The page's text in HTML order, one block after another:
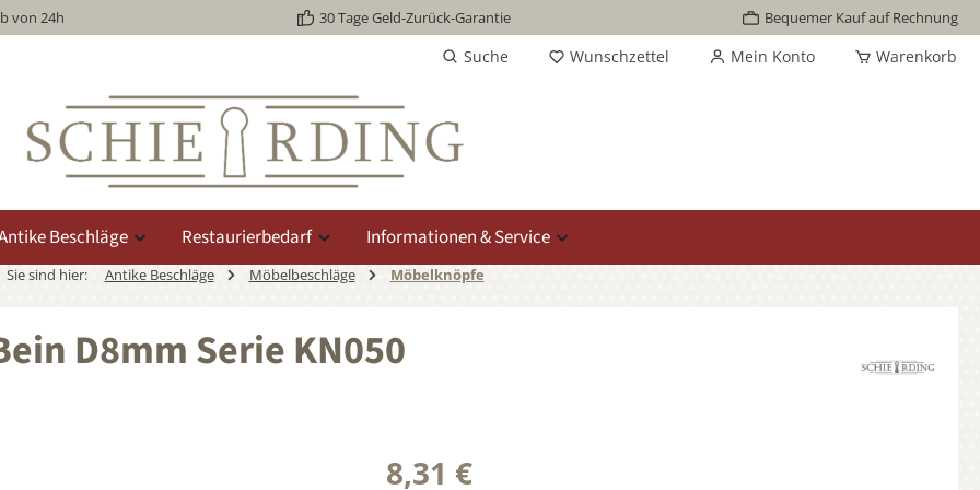
von 24h 30 Tage Geld-Zurück-Garantie Bequemer Kauf auf Rechnung
Suche Wunschzettel Mein Konto Warenkorb
Beschläge Restaurierbedarf Informationen & Service
Sie sind hier: Antike Beschläge Möbelbeschläge Möbelknöpfe
D8mm Serie KN050
8,31 €